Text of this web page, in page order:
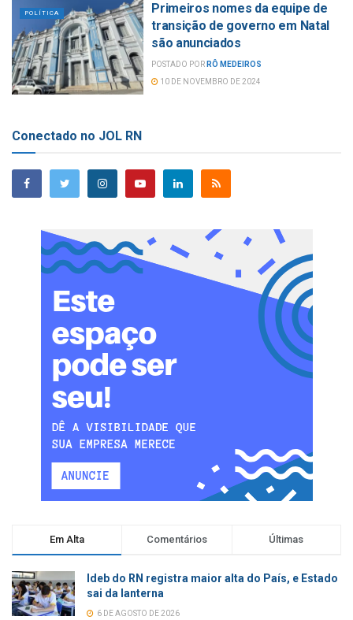
POLÍTICA
Primeiros nomes da equipe de
transição de governo em Natal
são anunciados
POSTADO POR RÔ MEDEIROS
10 DE NOVEMBRO DE 2024
Conectado no JOL RN
Em Alta Comentários Últimas
Ideb do RN registra maior alta do País, e Estado
sai da lanterna
6 DE AGOSTO DE 2026